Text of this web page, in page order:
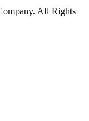
All Rights